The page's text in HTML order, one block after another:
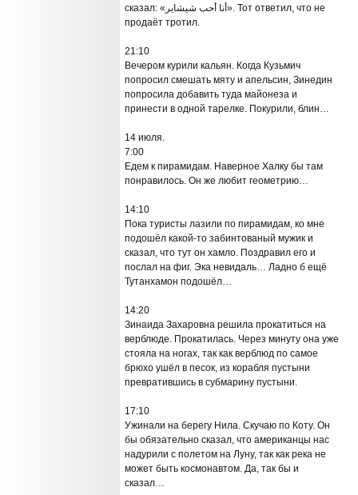
сказал: «أنا أحب شيشاير». Тот ответил, что не
продаёт тротил.
21:10
Вечером курили кальян. Когда Кузьмич
попросил смешать мяту и апельсин, Зинедин
попросила добавить туда майонеза и
принести в одной тарелке. Покурили, блин…
14 июля.
7:00
Едем к пирамидам. Наверное Халку бы там
понравилось. Он же любит геометрию…
14:10
Пока туристы лазили по пирамидам, ко мне
подошёл какой-то забинтованый мужик и
сказал, что тут он хамло. Поздравил его и
послал на фиг. Эка невидаль… Ладно б ещё
Тутанхамон подошёл…
14:20
Зинаида Захаровна решила прокатиться на
верблюде. Прокатилась. Через минуту она уже
стояла на ногах, так как верблюд по самое
брюхо ушёл в песок, из корабля пустыни
превратившись в субмарину пустыни.
17:10
Ужинали на берегу Нила. Скучаю по Коту. Он
бы обязательно сказал, что американцы нас
надурили с полетом на Луну, так как река не
может быть космонавтом. Да, так бы и
сказал…